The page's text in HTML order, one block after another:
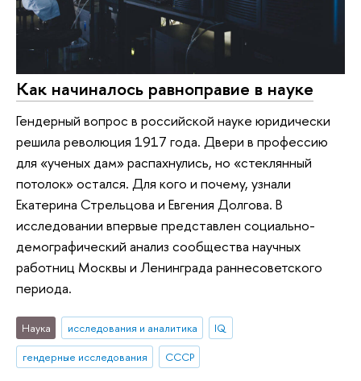
Как начиналось равноправие в науке
Гендерный вопрос в российской науке юридически
решила революция 1917 года. Двери в профессию
для «ученых дам» распахнулись, но «стеклянный
потолок» остался. Для кого и почему, узнали
Екатерина Стрельцова и Евгения Долгова. В
исследовании впервые представлен социально-
демографический анализ сообщества научных
работниц Москвы и Ленинграда раннесоветского
периода.
Наука исследования и аналитика
IQ
гендерные исследования
СССР